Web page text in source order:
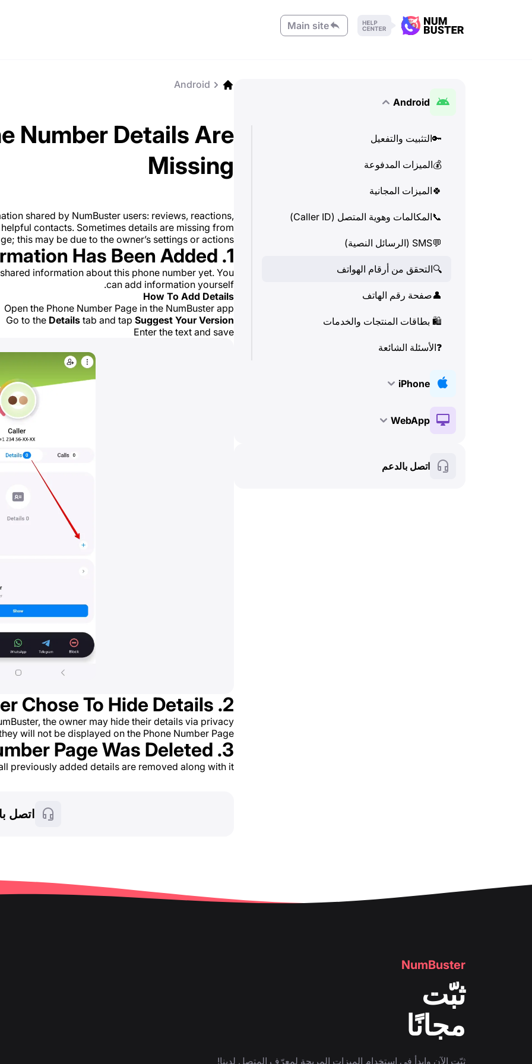
Main site
Android
🔑التثبيت والتفعيل
💰الميزات المدفوعة
🍀الميزات المجانية
📞المكالمات وهوية المتصل (Caller ID)
💬SMS (الرسائل النصية)
🔍التحقق من أرقام الهواتف
👤صفحة رقم الهاتف
🛍 ️ بطاقات المنتجات والخدمات
❓الأسئلة الشائعة
iPhone
🔑 التثبيت والتفعيل
🍀 الميزات المجانية
WebApp
اتصل بالدعم
Android
Number Details Are
Missing
shared by NumBuster users: reviews, reactions,
contacts. Sometimes details are missing from
this may be due to the owner’s settings or actions.
1. No Information Has Been Added
information about this phone number yet. You
can add information yourself.
How To Add Details
Open the Phone Number Page in the NumBuster app
Go to the Details tab and tap Suggest Your Version
Enter the text and save
2. User Chose To Hide Details
the owner may hide their details via privacy
will not be displayed on the Phone Number Page.
3. Phone Number Page Was Deleted
previously added details are removed along with it.
اتصل
NumBuster
ثبّت
مجانًا
ثبّت الآن وابدأ في استخدام الميزات المريحة لمعرّف المتصل لدينا!